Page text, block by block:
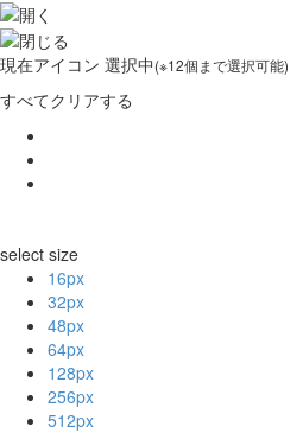
現在アイコン 選択中(※12個まで選択可能)
すべてクリアする
select size
16px
32px
48px
64px
128px
256px
512px